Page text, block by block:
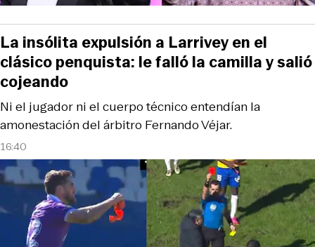
16:40
Ni el jugador ni el cuerpo técnico entendían la
amonestación del árbitro Fernando Véjar.
La insólita expulsión a Larrivey en el
clásico penquista: le falló la camilla y salió
cojeando